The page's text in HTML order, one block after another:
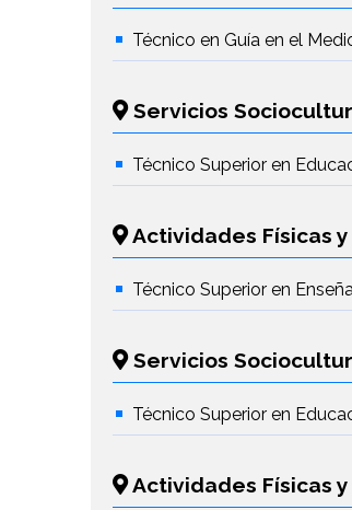
Técnico en Guía en el
Servicios
Técnico Superior en
Actividades Físicas
Técnico Superior en
Servicios
Técnico Superior en
Actividades Físicas